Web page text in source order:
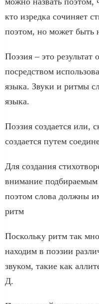
кто изредка сочиняет
поэтом, но может быть
Поэзия – это результат
посредством
языка. Звуки и ритмы
языка.
Поэзия создается или,
создается путем
Для создания
внимание
поэтом слова должны
ритм
Поскольку ритм так
находим в поэзии
звуком, такие как
Д.